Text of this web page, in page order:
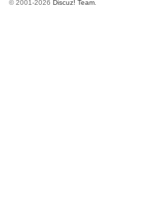
© 2001-2026Discuz! Team